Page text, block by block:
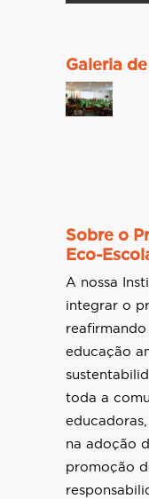
Galeria
Sobre o
Eco-
A nossa
integrar o
educação
toda a
na adoção
promoção